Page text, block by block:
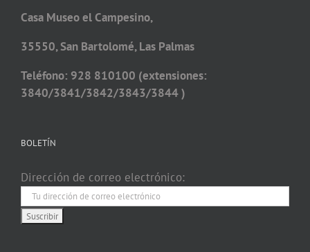
Casa Museo el Campesino,
35550, San Bartolomé, Las Palmas
Teléfono: 928 810100 (extensiones:
3840/3841/3842/3843/3844 )
BOLETÍN
Dirección de correo electrónico: